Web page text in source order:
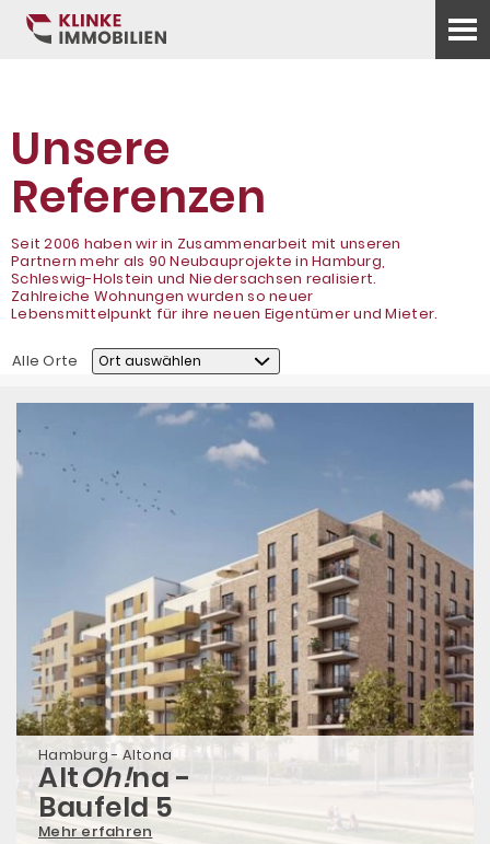
Unsere
Referenzen
Seit 2006 haben wir in Zusammenarbeit mit unseren
Partnern mehr als 90 Neubauprojekte in Hamburg,
Schleswig-Holstein und Niedersachsen realisiert.
Zahlreiche Wohnungen wurden so neuer
Lebensmittelpunkt für ihre neuen Eigentümer und Mieter.
Alle Orte
Hamburg - Altona
AltOh!na -
Baufeld 5
Mehr erfahren